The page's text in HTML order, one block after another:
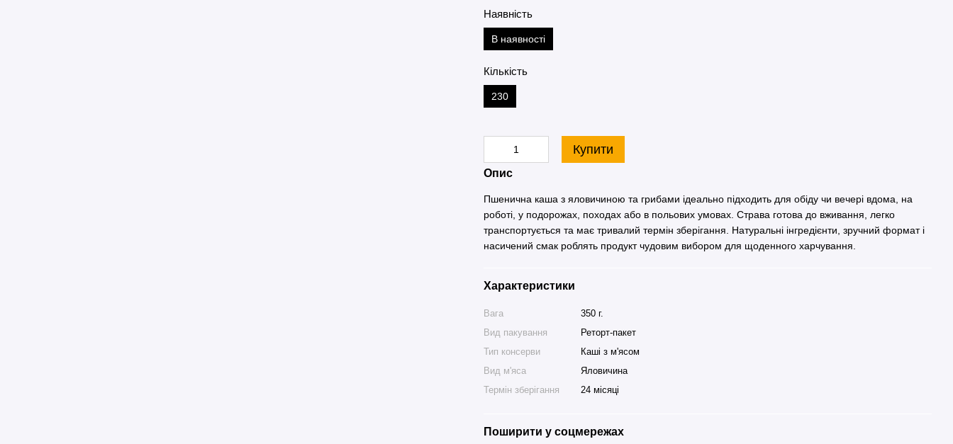
Наявність
В наявності
Кількість
230
Купити
Опис
Пшенична каша з яловичиною та грибами ідеально підходить для обіду чи вечері вдома, на
роботі, у подорожах, походах або в польових умовах. Страва готова до вживання, легко
транспортується та має тривалий термін зберігання. Натуральні інгредієнти, зручний формат і
насичений смак роблять продукт чудовим вибором для щоденного харчування.
Характеристики
Вага
350 г.
Вид пакування
Реторт-пакет
Тип консерви
Каші з м'ясом
Вид м'яса
Яловичина
Термін зберігання
24 місяці
Поширити у соцмережах